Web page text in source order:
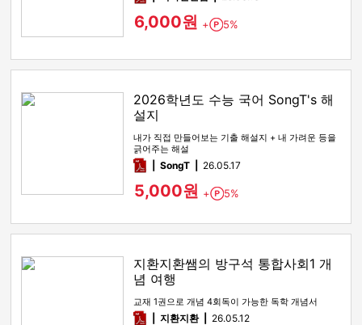
6,000원 + Point
5%
2026학년도 수능 국어 SongT's 해
설지
내가 직접 만들어보는 기출 해설지 + 내 가려운 등을
긁어주는 해설
pdfSongT 26.05.17
5,000원 + Point
5%
지환지환쌤의 방구석 통합사회1 개
념 여행
교재 1권으로 개념 4회독이 가능한 독학 개념서
pdf지환지환 26.05.12